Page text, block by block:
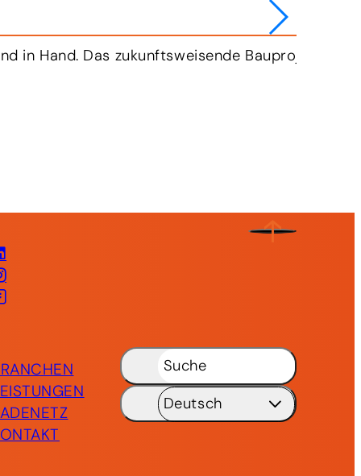
in Hand. Das zukunftsweisende
Instagram
Facebook
Suche
Deutsch